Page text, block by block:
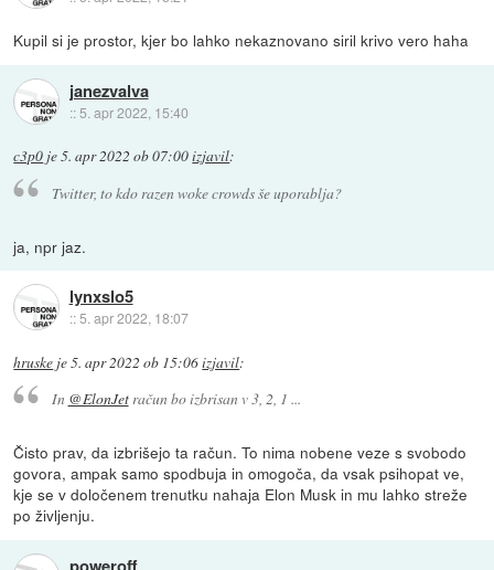
Kupil si je prostor, kjer bo lahko nekaznovano siril krivo vero haha
janezvalva
:: 5. apr 2022, 15:40
c3p0 je5. apr 2022 ob 07:00izjavil:
Twitter, to kdo razen woke crowds še uporablja?
ja, npr jaz.
lynxslo5
::5. apr 2022, 18:07
hruske je5. apr 2022 ob 15:06izjavil:
In @ElonJetračun bo izbrisan v 3, 2, 1 ...
Čisto prav, da izbrišejo ta račun. To nima nobene veze s svobodo
govora, ampak samo spodbuja in omogoča, da vsak psihopat ve,
kje se v določenem trenutku nahaja Elon Musk in mu lahko streže
po življenju.